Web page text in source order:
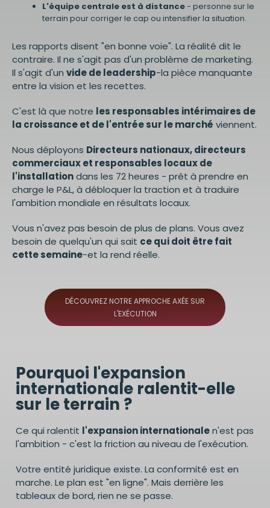
L'équipe centrale est à distance- personne sur le
terrain pour corriger le cap ou intensifier la situation.
Les rapports disent "en bonne voie". La réalité dit le
contraire. Il ne s'agit pas d'un problème de marketing.
Il s'agit d'un vide de leadership-la pièce manquante
entre la vision et les recettes.
C'est là que notre les responsables intérimaires de
la croissance et de l'entrée sur le marché viennent.
Nous déployons Directeurs nationaux, directeurs
commerciaux et responsables locaux de
l'installationdans les 72 heures - prêt à prendre en
charge le P&L, à débloquer la traction et à traduire
l'ambition mondiale en résultats locaux.
Vous n'avez pas besoin de plus de plans. Vous avez
besoin de quelqu'un qui sait ce qui doit être fait
cette semaine-et la rend réelle.
DÉCOUVREZ NOTRE APPROCHE AXÉE SUR
L'EXÉCUTION
Pourquoi l'expansion
internationale ralentit-elle
sur le terrain ?
Ce qui ralentit l'expansion internationalen'est pas
l'ambition - c'est la friction au niveau de l'exécution.
Votre entité juridique existe. La conformité est en
marche. Le plan est "en ligne". Mais derrière les
tableaux de bord, rien ne se passe.